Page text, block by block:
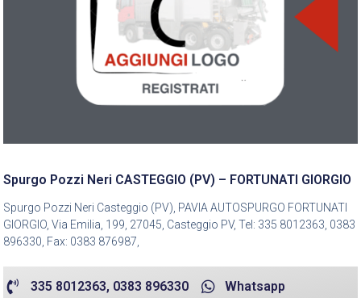
Spurgo Pozzi Neri CASTEGGIO (PV) – FORTUNATI GIORGIO
Spurgo Pozzi Neri Casteggio (PV), PAVIA AUTOSPURGO FORTUNATI
GIORGIO, Via Emilia, 199, 27045, Casteggio PV, Tel: 335 8012363, 0383
896330, Fax: 0383 876987,
335 8012363, 0383 896330 Whatsapp